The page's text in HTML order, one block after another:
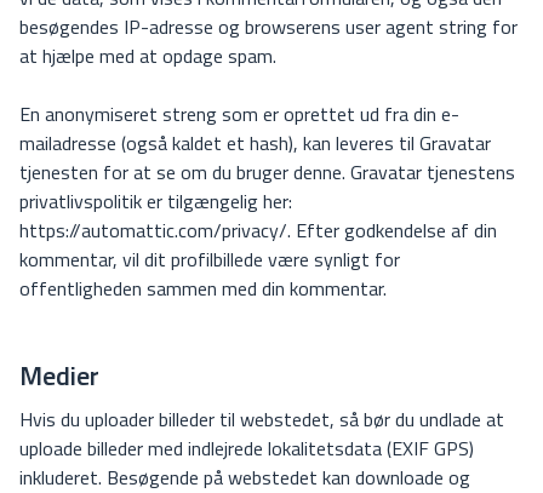
besøgendes IP-adresse og browserens user agent string for
at hjælpe med at opdage spam.
En anonymiseret streng som er oprettet ud fra din e-
mailadresse (også kaldet et hash), kan leveres til Gravatar
tjenesten for at se om du bruger denne. Gravatar tjenestens
privatlivspolitik er tilgængelig her:
https://automattic.com/privacy/. Efter godkendelse af din
kommentar, vil dit profilbillede være synligt for
offentligheden sammen med din kommentar.
Medier
Hvis du uploader billeder til webstedet, så bør du undlade at
uploade billeder med indlejrede lokalitetsdata (EXIF GPS)
inkluderet. Besøgende på webstedet kan downloade og